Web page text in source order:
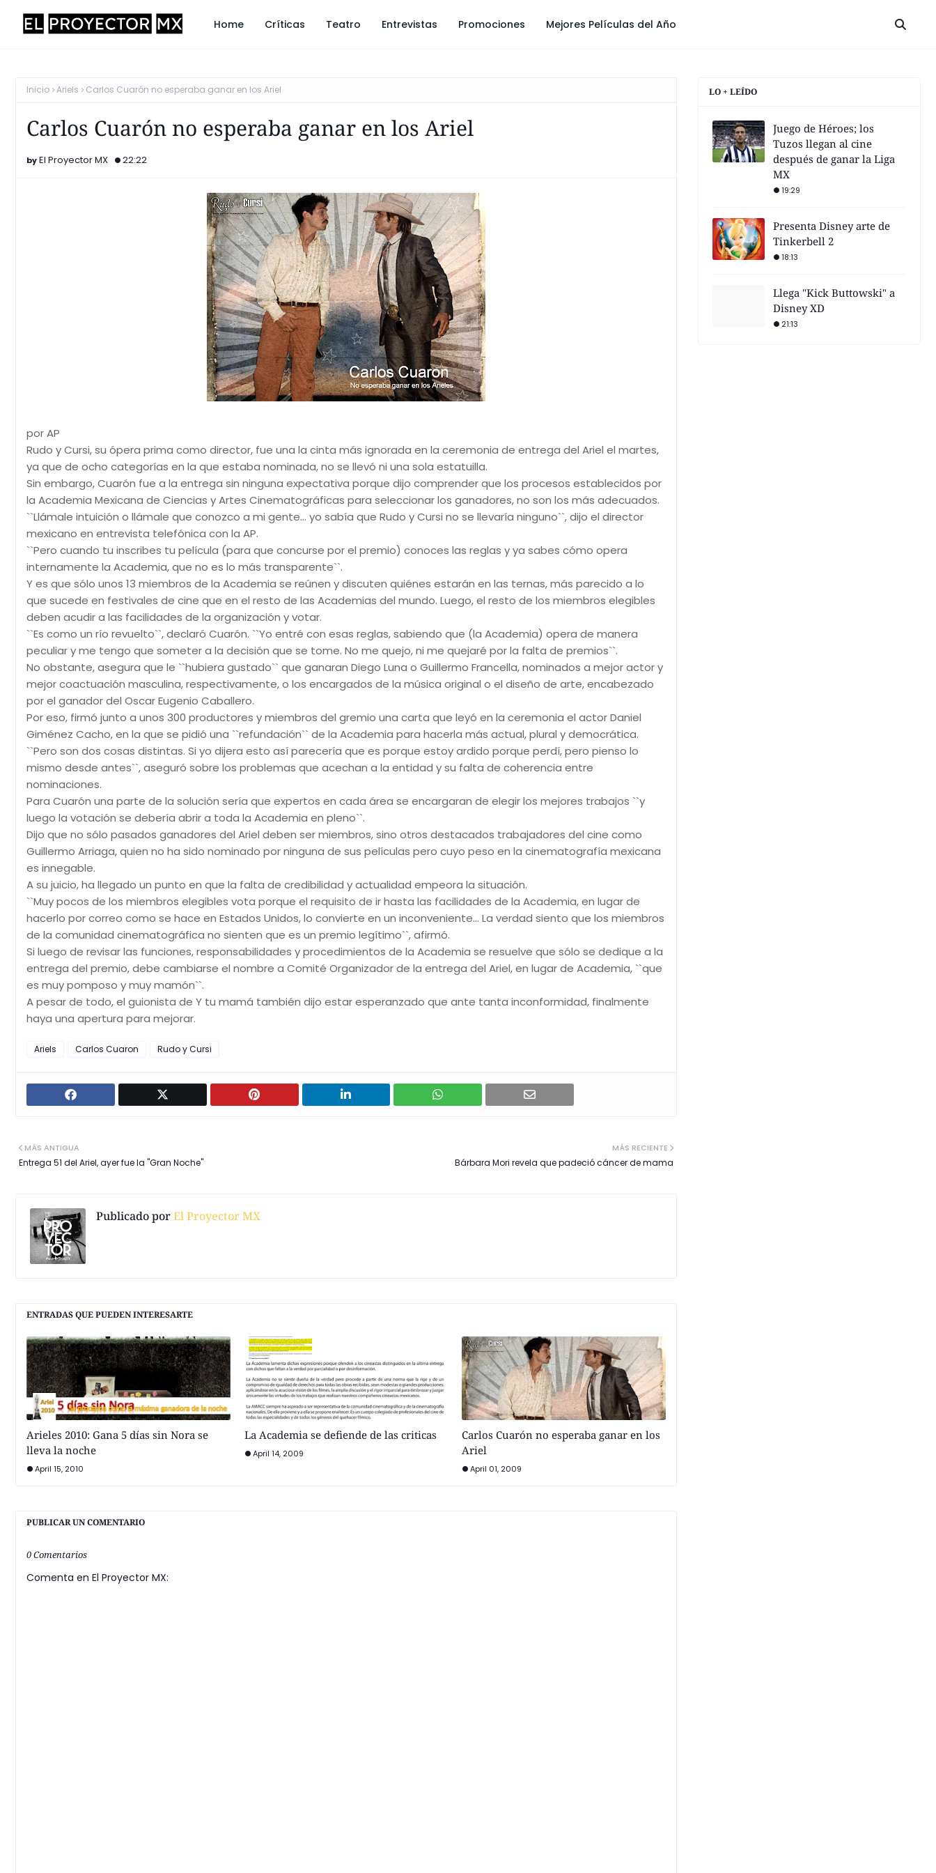
Home Críticas Teatro Entrevistas Promociones Mejores Películas del Año
Inicio Ariels Carlos Cuarón no esperaba ganar en los Ariel
Carlos Cuarón no esperaba ganar en los Ariel
El Proyector MX 22:22
por AP
Rudo y Cursi, su ópera prima como director, fue una la cinta más ignorada en la ceremonia de entrega del Ariel el martes,
ya que de ocho categorías en la que estaba nominada, no se llevó ni una sola estatuilla.
Sin embargo, Cuarón fue a la entrega sin ninguna expectativa porque dijo comprender que los procesos establecidos por
la Academia Mexicana de Ciencias y Artes Cinematográficas para seleccionar los ganadores, no son los más adecuados.
``Llámale intuición o llámale que conozco a mi gente... yo sabía que Rudo y Cursi no se llevaría ninguno``, dijo el director
mexicano en entrevista telefónica con la AP.
``Pero cuando tu inscribes tu película (para que concurse por el premio) conoces las reglas y ya sabes cómo opera
internamente la Academia, que no es lo más transparente``.
Y es que sólo unos 13 miembros de la Academia se reúnen y discuten quiénes estarán en las ternas, más parecido a lo
que sucede en festivales de cine que en el resto de las Academias del mundo. Luego, el resto de los miembros elegibles
deben acudir a las facilidades de la organización y votar.
``Es como un río revuelto``, declaró Cuarón. ``Yo entré con esas reglas, sabiendo que (la Academia) opera de manera
peculiar y me tengo que someter a la decisión que se tome. No me quejo, ni me quejaré por la falta de premios``.
No obstante, asegura que le ``hubiera gustado`` que ganaran Diego Luna o Guillermo Francella, nominados a mejor actor y
mejor coactuación masculina, respectivamente, o los encargados de la música original o el diseño de arte, encabezado
por el ganador del Oscar Eugenio Caballero.
Por eso, firmó junto a unos 300 productores y miembros del gremio una carta que leyó en la ceremonia el actor Daniel
Giménez Cacho, en la que se pidió una ``refundación`` de la Academia para hacerla más actual, plural y democrática.
``Pero son dos cosas distintas. Si yo dijera esto así parecería que es porque estoy ardido porque perdí, pero pienso lo
mismo desde antes``, aseguró sobre los problemas que acechan a la entidad y su falta de coherencia entre
nominaciones.
Para Cuarón una parte de la solución sería que expertos en cada área se encargaran de elegir los mejores trabajos ``y
luego la votación se debería abrir a toda la Academia en pleno``.
Dijo que no sólo pasados ganadores del Ariel deben ser miembros, sino otros destacados trabajadores del cine como
Guillermo Arriaga, quien no ha sido nominado por ninguna de sus películas pero cuyo peso en la cinematografía mexicana
es innegable.
A su juicio, ha llegado un punto en que la falta de credibilidad y actualidad empeora la situación.
``Muy pocos de los miembros elegibles vota porque el requisito de ir hasta las facilidades de la Academia, en lugar de
hacerlo por correo como se hace en Estados Unidos, lo convierte en un inconveniente... La verdad siento que los miembros
de la comunidad cinematográfica no sienten que es un premio legítimo``, afirmó.
Si luego de revisar las funciones, responsabilidades y procedimientos de la Academia se resuelve que sólo se dedique a la
entrega del premio, debe cambiarse el nombre a Comité Organizador de la entrega del Ariel, en lugar de Academia, ``que
es muy pomposo y muy mamón``.
A pesar de todo, el guionista de Y tu mamá también dijo estar esperanzado que ante tanta inconformidad, finalmente
haya una apertura para mejorar.
Ariels Carlos Cuaron Rudo y Cursi
MÁS RECIENTE
Bárbara Mori revela que padeció cáncer de mama
MÁS ANTIGUA
Entrega 51 del Ariel, ayer fue la "Gran Noche"
Publicado porEl Proyector MX
ENTRADAS QUE PUEDEN INTERESARTE
Arieles 2010: Gana 5 días sin Nora se
lleva la noche
April 15, 2010
La Academia se defiende de las criticas
April 14, 2009
Carlos Cuarón no esperaba ganar en los
Ariel
April 01, 2009
PUBLICAR UN COMENTARIO
0 Comentarios
Comenta en El Proyector MX:
LO + LEÍDO
Juego de Héroes; los
Tuzos llegan al cine
después de ganar la Liga
MX
19:29
Presenta Disney arte de
Tinkerbell 2
18:13
Llega "Kick Buttowski" a
Disney XD
21:13